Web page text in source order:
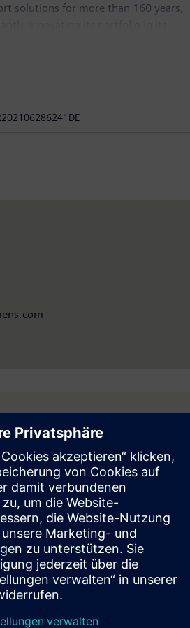
solutions for more than 160 years,
and guarantee availability. In
€9.1billion and had around 38,500